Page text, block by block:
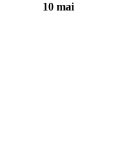
10 mai